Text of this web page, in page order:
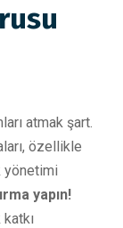
atmak şart.
özellikle
yönetimi
yapın!